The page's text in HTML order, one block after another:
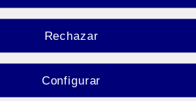
La narració no és veritat,
però és autèntica. Jo no he
tingut cap amor amb una
[...] Aquesta narració la vaig
escriure en una nit de les deu
Rechazar
Configurar